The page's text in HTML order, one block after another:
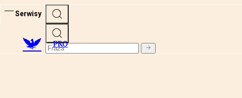
Serwisy
PRO